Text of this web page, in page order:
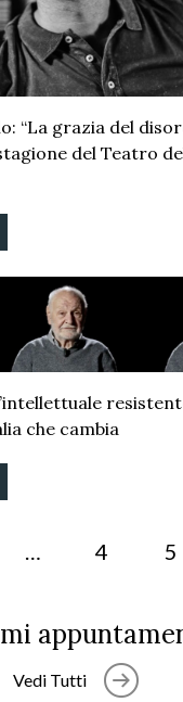
“La grazia del
del Teatro
che cambia
… 4 5
Vedi Tutti